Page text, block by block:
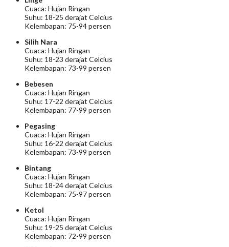
Cuaca: Hujan Ringan
Suhu: 18-25 derajat Celcius
Kelembapan: 75-94 persen
Silih Nara
Cuaca: Hujan Ringan
Suhu: 18-23 derajat Celcius
Kelembapan: 73-99 persen
Bebesen
Cuaca: Hujan Ringan
Suhu: 17-22 derajat Celcius
Kelembapan: 77-99 persen
Pegasing
Cuaca: Hujan Ringan
Suhu: 16-22 derajat Celcius
Kelembapan: 73-99 persen
Bintang
Cuaca: Hujan Ringan
Suhu: 18-24 derajat Celcius
Kelembapan: 75-97 persen
Ketol
Cuaca: Hujan Ringan
Suhu: 19-25 derajat Celcius
Kelembapan: 72-99 persen